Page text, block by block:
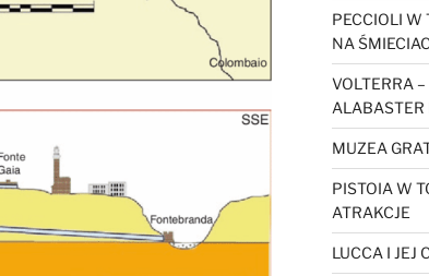
PECCIOLI W
NA
VOLTERRA
ALABASTER
MUZEA
PISTOIA W
ATRAKCJE
LUCCA I JEJ